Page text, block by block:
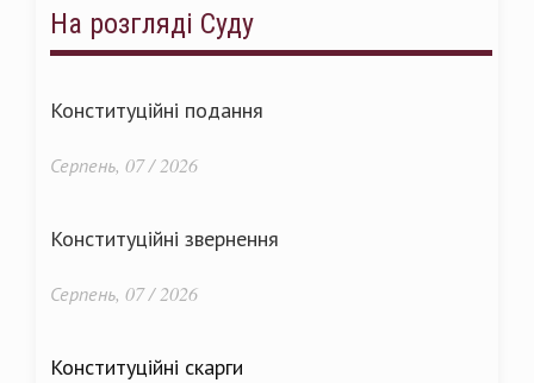
На розгляді Суду
Конституційні подання
Серпень, 07 / 2026
Конституційні звернення
Серпень, 07 / 2026
Конституційні скарги